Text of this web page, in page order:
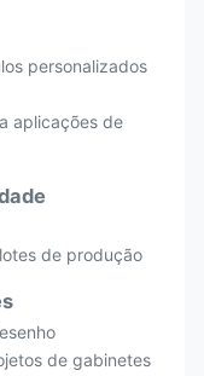
personalizados
aplicações de
de produção
de gabinetes